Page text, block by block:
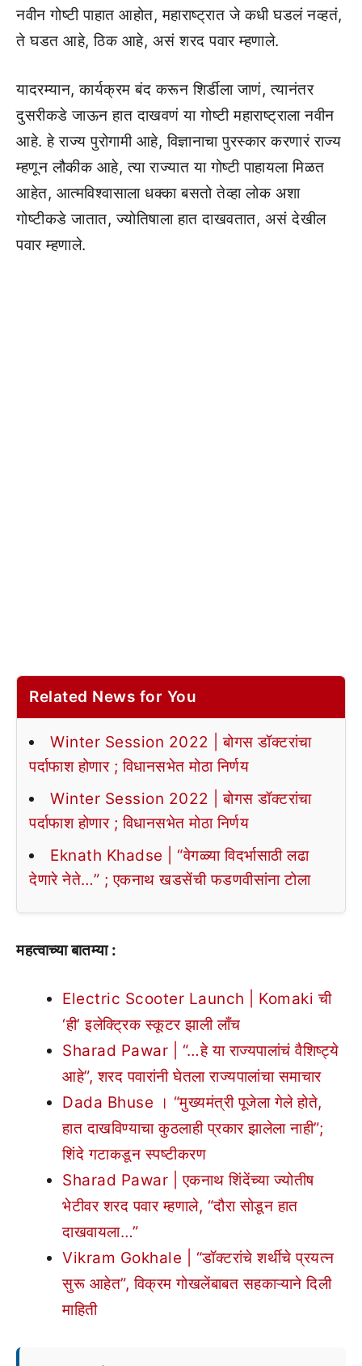
नवीन गोष्टी पाहात आहोत, महाराष्ट्रात जे कधी घडलं नव्हतं,
ते घडत आहे, ठिक आहे, असं शरद पवार म्हणाले.
यादरम्यान, कार्यक्रम बंद करून शिर्डीला जाणं, त्यानंतर
दुसरीकडे जाऊन हात दाखवणं या गोष्टी महाराष्ट्राला नवीन
आहे. हे राज्य पुरोगामी आहे, विज्ञानाचा पुरस्कार करणारं राज्य
म्हणून लौकीक आहे, त्या राज्यात या गोष्टी पाहायला मिळत
आहेत, आत्मविश्वासाला धक्का बसतो तेव्हा लोक अशा
गोष्टीकडे जातात, ज्योतिषाला हात दाखवतात, असं देखील
पवार म्हणाले.
Related News for You
Winter Session 2022 | बोगस डॉक्टरांचा
पर्दाफाश होणार ; विधानसभेत मोठा निर्णय
Winter Session 2022 | बोगस डॉक्टरांचा
पर्दाफाश होणार ; विधानसभेत मोठा निर्णय
Eknath Khadse | “वेगळ्या विदर्भासाठी लढा
देणारे नेते…” ; एकनाथ खडसेंची फडणवीसांना टोला
महत्वाच्या बातम्या :
Electric Scooter Launch | Komaki ची
‘ही’ इलेक्ट्रिक स्कूटर झाली लाँच
Sharad Pawar | “…हे या राज्यपालांचं वैशिष्ट्ये
आहे”, शरद पवारांनी घेतला राज्यपालांचा समाचार
Dada Bhuse । “मुख्यमंत्री पूजेला गेले होते,
हात दाखविण्याचा कुठलाही प्रकार झालेला नाही”;
शिंदे गटाकडून स्पष्टीकरण
Sharad Pawar | एकनाथ शिंदेंच्या ज्योतीष
भेटीवर शरद पवार म्हणाले, “दौरा सोडून हात
दाखवायला…”
Vikram Gokhale | “डॉक्टरांचे शर्थीचे प्रयत्न
सुरू आहेत”, विक्रम गोखलेंबाबत सहकाऱ्याने दिली
माहिती